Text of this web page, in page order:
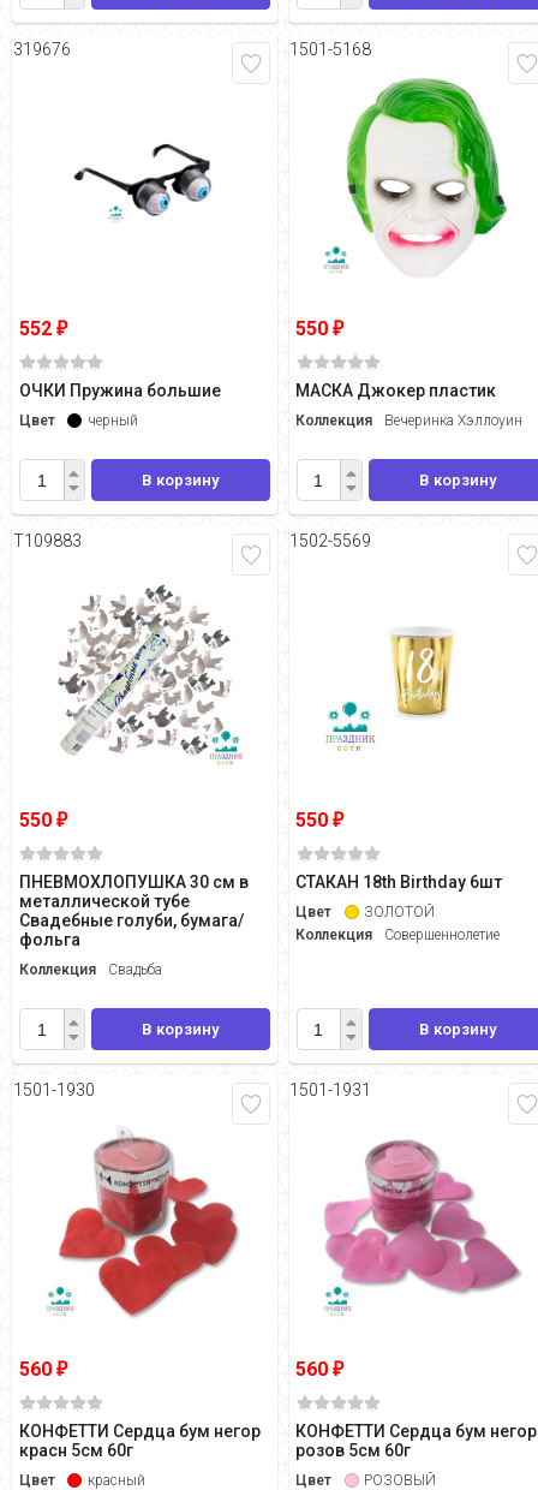
319676
552 ₽
ОЧКИ Пружина большие
Цвет черный
В корзину
1501-5168
550₽
МАСКА Джокер пластик
Коллекция Вечеринка Хэллоуин
В корзину
Т109883
550 ₽
ПНЕВМОХЛОПУШКА 30 см в
металлической тубе
Свадебные голуби, бумага/
фольга
Коллекция Свадьба
В корзину
1502-5569
550₽
СТАКАН 18th Birthday 6шт
Цвет
ЗОЛОТОЙ
Коллекция
Совершеннолетие
В корзину
1501-1930
560 ₽
КОНФЕТТИ Сердца бум негор
красн 5см 60г
Цвет красный
1501-1931
560₽
КОНФЕТТИ Сердца бум негор
розов 5см 60г
Цвет РОЗОВЫЙ